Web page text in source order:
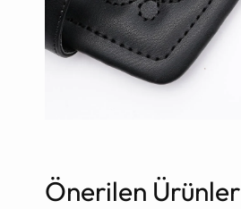
Önerilen Ürünler